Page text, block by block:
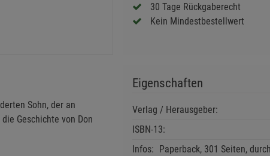
30 Tage Rückgaberecht
Kein Mindestbestellwert
Sohn, der an
Geschichte von Don
Eigenschaften
Verlag / Herausgeber:
ISBN-13:
Infos: Paperback, 301 Seiten,